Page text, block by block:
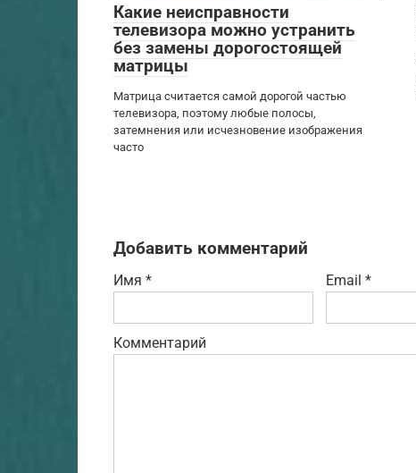
Какие неисправности
телевизора можно устранить
без замены дорогостоящей
матрицы
Матрица считается самой дорогой частью
телевизора, поэтому любые полосы,
затемнения или исчезновение изображения
часто
Добавить комментарий
Имя * Email *
Комментарий